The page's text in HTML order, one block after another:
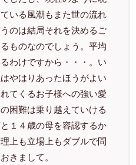
いる風潮もまた世の流れ
のは結局それを決めるご
ものなのでしょう。平均
わけですから・・・。い
やはりあったほうがよい
てくるお子様への強い愛
困難は乗り越えていける
１４歳の母を容認するか
上も立場上もダブルで問
きまして。